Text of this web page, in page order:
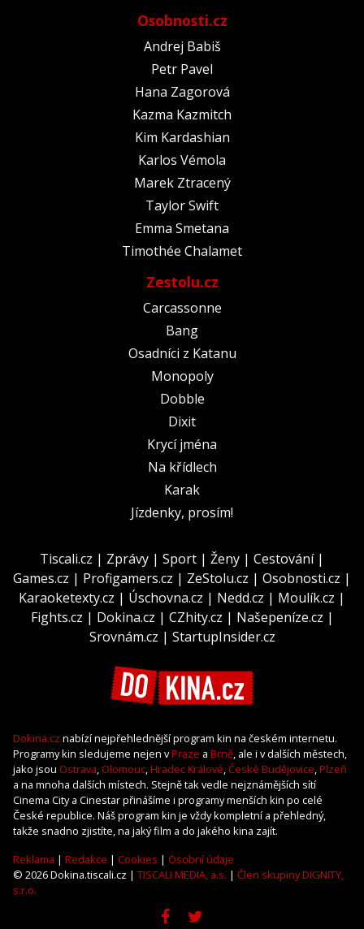
Osobnosti.cz
Andrej Babiš
Petr Pavel
Hana Zagorová
Kazma Kazmitch
Kim Kardashian
Karlos Vémola
Marek Ztracený
Taylor Swift
Emma Smetana
Timothée Chalamet
Zestolu.cz
Carcassonne
Bang
Osadníci z Katanu
Monopoly
Dobble
Dixit
Krycí jména
Na křídlech
Karak
Jízdenky, prosím!
Tiscali.cz | Zprávy | Sport | Ženy | Cestování|
Games.cz | Profigamers.cz | ZeStolu.cz | Osobnosti.cz |
Karaoketexty.cz | Úschovna.cz | Nedd.cz | Moulík.cz |
Fights.cz | Dokina.cz | CZhity.cz | Našepeníze.cz |
Srovnám.cz | StartupInsider.cz
Dokina.cz nabízí nejpřehlednější program kin na českém internetu.
Programy kin sledujeme nejen vPraze a Brně, ale i v dalších městech,
jako jsou Ostrava, Olomouc,Hradec Králové,České Budějovice,Plzeň
a na mnoha dalších místech. Stejně tak vedle nejznámějších sítí
Cinema City a Cinestar přinášíme i programy menších kin po celé
České republice. Náš program kin je vždy kompletní a přehledný,
takže snadno zjistíte, na jaký film a do jakého kina zajít.
Reklama | Redakce | Cookies | Osobní údaje
© 2026 Dokina.tiscali.cz | TISCALI MEDIA, a.s. | Člen skupiny DIGNITY,
s.r.o.